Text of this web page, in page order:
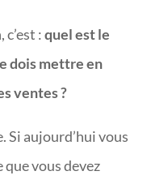
c’est :quel est le
dois mettre en
ventes ?
Si aujourd’hui vous
vous devez